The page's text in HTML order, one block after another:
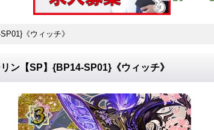
《ウィッチ》
ン【SP】{BP14-SP01}《ウィッチ》